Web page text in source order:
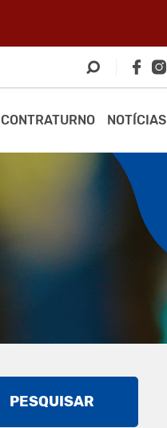
CONTRATURNO NOTÍCIAS
PESQUISAR